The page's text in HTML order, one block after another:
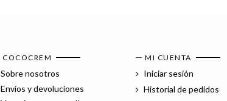
COCOCREM
Sobre nosotros
Envíos y devoluciones
MI CUENTA
Iniciar sesión
Historial de pedidos